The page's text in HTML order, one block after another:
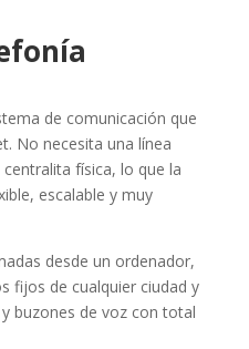
de comunicación que
No necesita una línea
física, lo que la
escalable y muy
desde un ordenador,
fijos de cualquier ciudad y
buzones de voz con total